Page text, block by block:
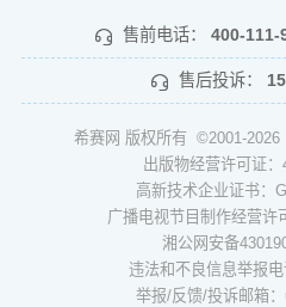
售前电话： 400-111-
售后投诉：
希赛网 版权所有 ©2001-
出版物经营许可证
高新技术企业证书：
广播电视节目制作经营许
湘公网安备
违法和不良信息举报
举报/反馈/投诉邮箱